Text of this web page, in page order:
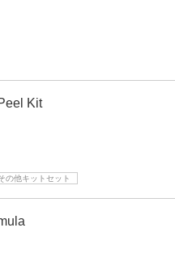
Kit
の他キットセット